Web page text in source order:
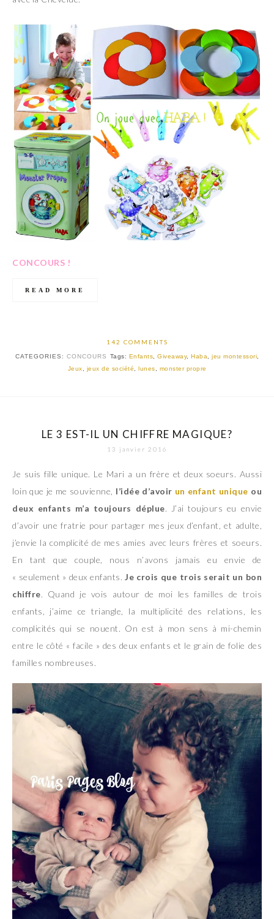
CONCOURS !
READ MORE
142 COMMENTS
CATEGORIES: CONCOURS Tags: Enfants Giveaway, Haba jeu montessori
Jeux
jeux de société lunes monster propre
LE 3 EST-IL UN CHIFFRE MAGIQUE?
13 janvier 2016
Je suis fille unique. Le Mari a un frère et deux soeurs. Aussi
loin que je me souvienne, l’idée d’avoir un enfant unique ou
deux enfants m’a toujours déplue. J’ai toujours eu envie
d’avoir une fratrie pour partager mes jeux d’enfant, et adulte,
j’envie la complicité de mes amies avec leurs frères et soeurs.
En tant que couple, nous n’avons jamais eu envie de
« seulement » deux enfants.Je crois que trois serait un bon
chiffre. Quand je vois autour de moi les familles de trois
enfants, j’aime ce triangle, la multiplicité des relations, les
complicités qui se nouent. On est à mon sens à mi-chemin
entre le côté « facile » des deux enfants et le grain de folie des
familles nombreuses.